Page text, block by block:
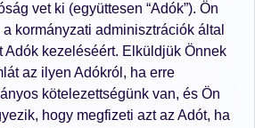
vet ki (együttesen “Adók”). Ön
kormányzati adminisztrációk által
Adók kezeléséért. Elküldjük Önnek
az ilyen Adókról, ha erre
kötelezettségünk van, és Ön
hogy megfizeti azt az Adót, ha